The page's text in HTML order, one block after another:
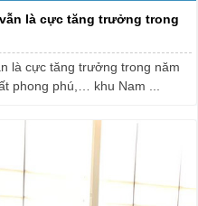
là cực tăng trưởng trong
là cực tăng trưởng trong năm
phong phú,… khu Nam ...